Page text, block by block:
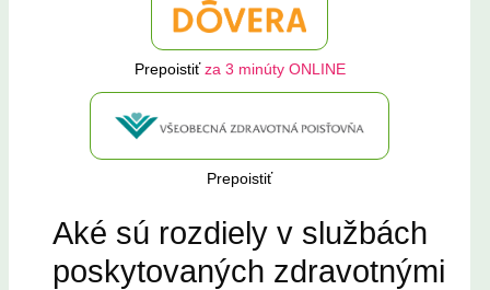
Prepoistiťza 3 minúty ONLINE
Prepoistiť
Aké sú rozdiely v službách
poskytovaných zdravotnými